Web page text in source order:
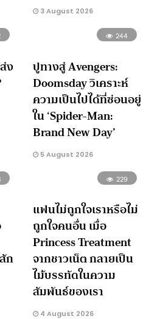
3 August 2026
ง
244
ปูทางสู่ Avengers:
Doomsday วิเคราะห์
ความเป็นไปได้ที่ซ่อนอยู่
ใน ‘Spider-Man:
Brand New Day’
5 August 2026
ก
229
แฟนไม่ถูกใจเราหรือไม่
ถูกใจคนอื่น เมื่อ
Princess Treatment
จากชาวเน็ต กลายเป็น
ไม้บรรทัดในความ
สัมพันธ์ของเรา
4 August 2026